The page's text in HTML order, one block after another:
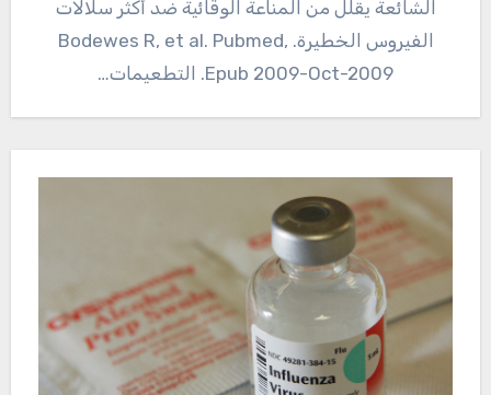
الشائعة يقلل من المناعة الوقائية ضد أكثر سلالات
الفيروس الخطيرة. Bodewes R, et al. Pubmed,
Epub 2009-Oct-2009. التطعيمات…